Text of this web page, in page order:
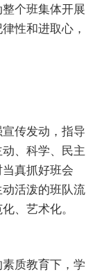
个班集体开展
性和进取心，
传发动，指导
、科学、民主
真抓好班会
活泼的班队流
、艺术化。
质教育下，学